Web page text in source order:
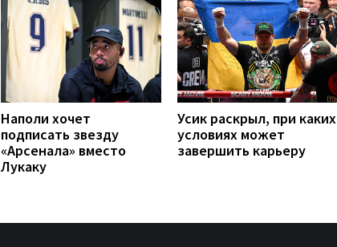
Наполи хочет
подписать звезду
«Арсенала» вместо
Лукаку
Усик раскрыл, при каких
условиях может
завершить карьеру